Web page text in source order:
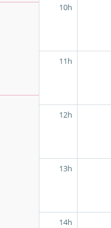
10h
11h
12h
13h
14h